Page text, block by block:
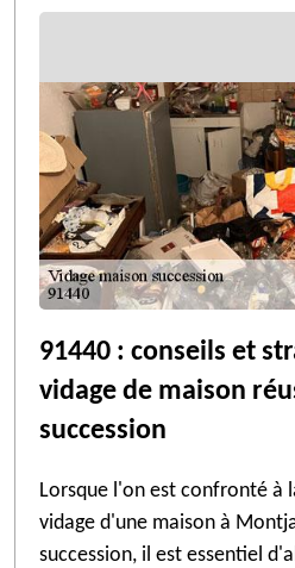
91440 : conseils et
vidage de maison
succession
Lorsque l'on est confronté à
vidage d'une maison à
succession, il est essentiel